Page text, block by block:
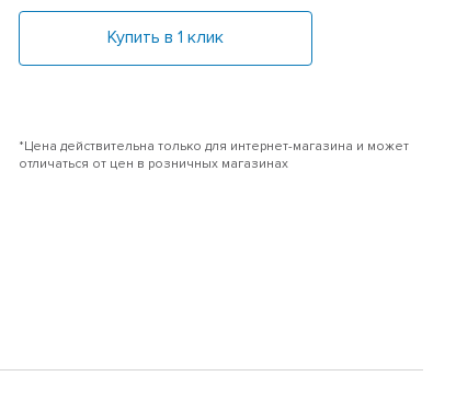
Купить в 1 клик
*Цена действительна только для интернет-магазина и может
отличаться от цен в розничных магазинах